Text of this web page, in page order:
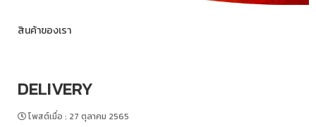
สินค้าของเรา
DELIVERY
โพสต์เมื่อ : 27 ตุลาคม 2565